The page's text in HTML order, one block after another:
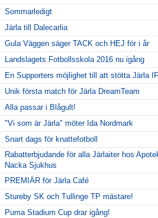
Sommarledigt
Järla till Dalecarlia
Gula Väggen säger TACK och HEJ för i år
Landslagets Fotbollsskola 2016 nu igång
En Supporters möjlighet till att stötta Järla
Unik första match för Järla DreamTeam
Alla passar i Blågult!
"Vi som är Järla" möter Ida Nordmark
Snart dags för knattefotboll
Rabatterbjudande för alla Järlaiter hos
Nacka Sjukhus
PREMIÄR för Järla Café
Stureby SK och Tullinge TP mästare!
Puma Stadium Cup drar igång!